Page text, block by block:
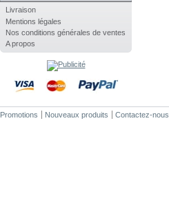
Livraison
Mentions légales
Nos conditions générales de ventes
A propos
Promotions Nouveaux produits Contactez-nous